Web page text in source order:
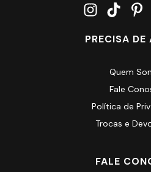
PRECISA DE
Quem
Fale
Política de
Trocas e
FALE